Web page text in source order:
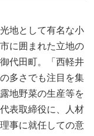
地として有名な小
に囲まれた立地の
代田町。「西軽井
多さでも注目を集
地野菜の生産等を
表取締役に、人材
事に就任しての意